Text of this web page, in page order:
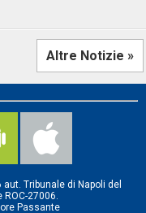
Altre Notizie »
Tribunale di Napoli del
27006.
Passante